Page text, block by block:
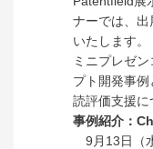
ナーでは、出
いたします。
ミニプレゼ
プト開発事
読評価支援に
事例紹介：
9月13日（